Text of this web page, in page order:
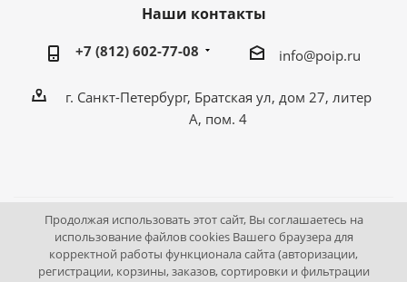
Наши контакты
+7 (812) 602-77-08 info@poip.ru
г. Санкт-Петербург, Братская ул, дом 27, литер
А, пом. 4
2009 - 2026 © Промышленное оборудование Интернет
портал.
Продолжая использовать этот сайт, Вы соглашаетесь на
использование файлов cookies Вашего браузера для
корректной работы функционала сайта (авторизации,
регистрации, корзины, заказов, сортировки и фильтрации